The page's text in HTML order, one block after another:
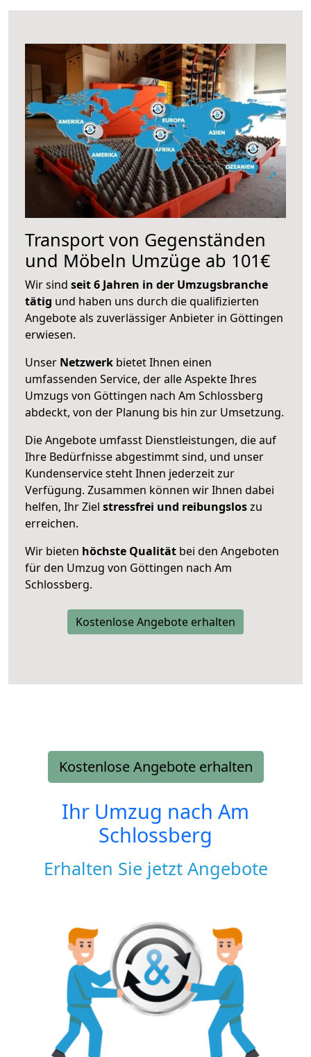
Transport von Gegenständen
und Möbeln Umzüge ab 101€
Wir sind seit 6 Jahren in der Umzugsbranche
tätig und haben uns durch die qualifizierten
Angebote als zuverlässiger Anbieter in Göttingen
erwiesen.
Unser Netzwerk bietet Ihnen einen
umfassenden Service, der alle Aspekte Ihres
Umzugs von Göttingen nach Am Schlossberg
abdeckt, von der Planung bis hin zur Umsetzung.
Die Angebote umfasst Dienstleistungen, die auf
Ihre Bedürfnisse abgestimmt sind, und unser
Kundenservice steht Ihnen jederzeit zur
Verfügung. Zusammen können wir Ihnen dabei
helfen, Ihr Ziel stressfrei und reibungsloszu
erreichen.
Wir bieten höchste Qualität bei den Angeboten
für den Umzug von Göttingen nach Am
Schlossberg.
Kostenlose Angebote erhalten
Kostenlose Angebote erhalten
Ihr Umzug nach Am
Schlossberg
Erhalten Sie jetzt Angebote